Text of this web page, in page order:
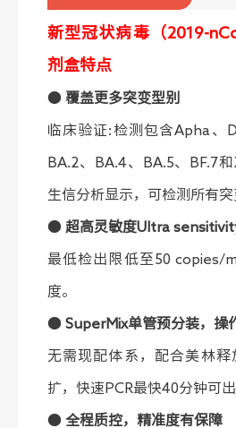
新型冠状病毒（2019-
剂盒特点
● 覆盖更多突变型别
临床验证:检测包含Apha、
BA.2、BA.4、BA.5、BF.7
生信分析显示，可检测所有突
● 超高灵敏度Ultra
最低检出限低至50 copies/
度。
● SuperMix单管预分装，操
无需现配体系，配合美林释
扩，快速PCR最快40分钟可出
● 全程质控，精准度有保障